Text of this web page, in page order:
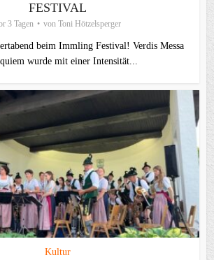
FESTIVAL
3 Tagen von Toni Hötzelsperger
beim Immling Festival! Verdis Messa
wurde mit einer Intensität...
Kultur